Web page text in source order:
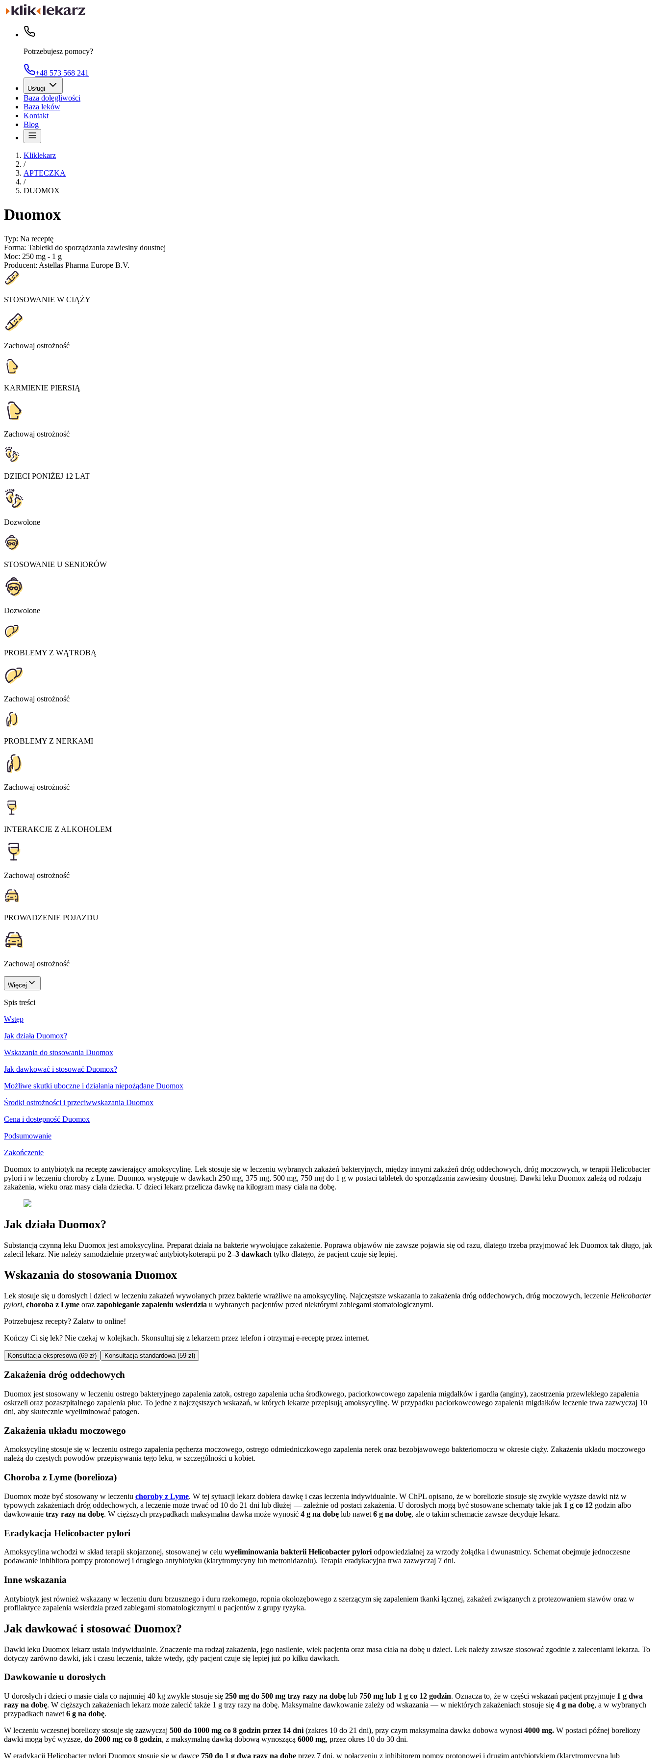
Potrzebujesz pomocy?
+48 573 568 241
Usługi
Baza dolegliwości
Baza leków
Kontakt
Blog
Kliklekarz
/
APTECZKA
/
DUOMOX
Duomox
Typ: Na receptę
Forma: Tabletki do sporządzania zawiesiny doustnej
Moc: 250 mg - 1 g
Producent: Astellas Pharma Europe B.V.
STOSOWANIE W CIĄŻY
Zachowaj ostrożność
KARMIENIE PIERSIĄ
Zachowaj ostrożność
DZIECI PONIŻEJ 12 LAT
Dozwolone
STOSOWANIE U SENIORÓW
Dozwolone
PROBLEMY Z WĄTROBĄ
Zachowaj ostrożność
PROBLEMY Z NERKAMI
Zachowaj ostrożność
INTERAKCJE Z ALKOHOLEM
Zachowaj ostrożność
PROWADZENIE POJAZDU
Zachowaj ostrożność
Więcej
Spis treści
Wstęp
Jak działa Duomox?
Wskazania do stosowania Duomox
Jak dawkować i stosować Duomox?
Możliwe skutki uboczne i działania niepożądane Duomox
Środki ostrożności i przeciwwskazania Duomox
Cena i dostępność Duomox
Podsumowanie
Zakończenie
Duomox to antybiotyk na receptę zawierający amoksycylinę. Lek stosuje się w leczeniu wybranych zakażeń bakteryjnych, między innymi zakażeń dróg oddechowych, dróg moczowych, w terapii Helicobacter
pylori i w leczeniu choroby z Lyme. Duomox występuje w dawkach 250 mg, 375 mg, 500 mg, 750 mg do 1 g w postaci tabletek do sporządzania zawiesiny doustnej. Dawki leku Duomox zależą od rodzaju
zakażenia, wieku oraz masy ciała dziecka. U dzieci lekarz przelicza dawkę na kilogram masy ciała na dobę.
Jak działa Duomox?
Substancją czynną leku Duomox jest amoksycylina. Preparat działa na bakterie wywołujące zakażenie. Poprawa objawów nie zawsze pojawia się od razu, dlatego trzeba przyjmować lek Duomox tak długo, jak
zalecił lekarz. Nie należy samodzielnie przerywać antybiotykoterapii po 2–3 dawkach tylko dlatego, że pacjent czuje się lepiej.
Wskazania do stosowania Duomox
Lek stosuje się u dorosłych i dzieci w leczeniu zakażeń wywołanych przez bakterie wrażliwe na amoksycylinę. Najczęstsze wskazania to zakażenia dróg oddechowych, dróg moczowych, leczenie Helicobacter
pylori, choroba z Lyme oraz zapobieganie zapaleniu wsierdzia u wybranych pacjentów przed niektórymi zabiegami stomatologicznymi.
Potrzebujesz recepty? Załatw to online!
Kończy Ci się lek? Nie czekaj w kolejkach. Skonsultuj się z lekarzem przez telefon i otrzymaj e-receptę przez internet.
Konsultacja ekspresowa (69 zł) Konsultacja standardowa (59 zł)
Zakażenia dróg oddechowych
Duomox jest stosowany w leczeniu ostrego bakteryjnego zapalenia zatok, ostrego zapalenia ucha środkowego, paciorkowcowego zapalenia migdałków i gardła (anginy), zaostrzenia przewlekłego zapalenia
oskrzeli oraz pozaszpitalnego zapalenia płuc. To jedne z najczęstszych wskazań, w których lekarze przepisują amoksycylinę. W przypadku paciorkowcowego zapalenia migdałków leczenie trwa zazwyczaj 10
dni, aby skutecznie wyeliminować patogen.
Zakażenia układu moczowego
Amoksycylinę stosuje się w leczeniu ostrego zapalenia pęcherza moczowego, ostrego odmiedniczkowego zapalenia nerek oraz bezobjawowego bakteriomoczu w okresie ciąży. Zakażenia układu moczowego
należą do częstych powodów przepisywania tego leku, w szczególności u kobiet.
Choroba z Lyme (borelioza)
Duomox może być stosowany w leczeniu choroby z Lyme. W tej sytuacji lekarz dobiera dawkę i czas leczenia indywidualnie. W ChPL opisano, że w boreliozie stosuje się zwykle wyższe dawki niż w
typowych zakażeniach dróg oddechowych, a leczenie może trwać od 10 do 21 dni lub dłużej — zależnie od postaci zakażenia. U dorosłych mogą być stosowane schematy takie jak 1 g co 12 godzin albo
dawkowanie trzy razy na dobę. W cięższych przypadkach maksymalna dawka może wynosić 4 g na dobę lub nawet 6 g na dobę, ale o takim schemacie zawsze decyduje lekarz.
Eradykacja Helicobacter pylori
Amoksycylina wchodzi w skład terapii skojarzonej, stosowanej w celu wyeliminowania bakterii Helicobacter pylori odpowiedzialnej za wrzody żołądka i dwunastnicy. Schemat obejmuje jednoczesne
podawanie inhibitora pompy protonowej i drugiego antybiotyku (klarytromycyny lub metronidazolu). Terapia eradykacyjna trwa zazwyczaj 7 dni.
Inne wskazania
Antybiotyk jest również wskazany w leczeniu duru brzusznego i duru rzekomego, ropnia okołozębowego z szerzącym się zapaleniem tkanki łącznej, zakażeń związanych z protezowaniem stawów oraz w
profilaktyce zapalenia wsierdzia przed zabiegami stomatologicznymi u pacjentów z grupy ryzyka.
Jak dawkować i stosować Duomox?
Dawki leku Duomox lekarz ustala indywidualnie. Znaczenie ma rodzaj zakażenia, jego nasilenie, wiek pacjenta oraz masa ciała na dobę u dzieci. Lek należy zawsze stosować zgodnie z zaleceniami lekarza. To
dotyczy zarówno dawki, jak i czasu leczenia, także wtedy, gdy pacjent czuje się lepiej już po kilku dawkach.
Dawkowanie u dorosłych
U dorosłych i dzieci o masie ciała co najmniej 40 kg zwykle stosuje się 250 mg do 500 mg trzy razy na dobę lub 750 mg lub 1 g co 12 godzin. Oznacza to, że w części wskazań pacjent przyjmuje 1 g dwa
razy na dobę. W cięższych zakażeniach lekarz może zalecić także 1 g trzy razy na dobę. Maksymalne dawkowanie zależy od wskazania — w niektórych zakażeniach stosuje się 4 g na dobę, a w wybranych
przypadkach nawet 6 g na dobę.
W leczeniu wczesnej boreliozy stosuje się zazwyczaj 500 do 1000 mg co 8 godzin przez 14 dni (zakres 10 do 21 dni), przy czym maksymalna dawka dobowa wynosi 4000 mg. W postaci późnej boreliozy
dawki mogą być wyższe, do 2000 mg co 8 godzin, z maksymalną dawką dobową wynoszącą 6000 mg, przez okres 10 do 30 dni.
W eradykacji Helicobacter pylori Duomox stosuje się w dawce 750 do 1 g dwa razy na dobę przez 7 dni, w połączeniu z inhibitorem pompy protonowej i drugim antybiotykiem (klarytromycyną lub